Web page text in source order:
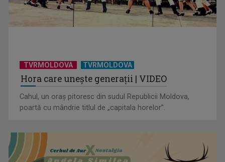
TVRMOLDOVA TVRMOLDOVA
Hora care unește generații | VIDEO
Cahul, un oraș pitoresc din sudul Republicii Moldova,
poartă cu mândrie titlul de „capitala horelor”.